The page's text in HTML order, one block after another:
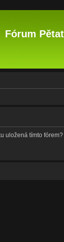
Fórum
uložená tímto fórem?